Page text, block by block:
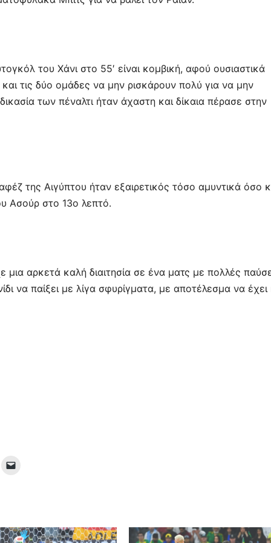
του Χάνι στο 55′ είναι κομβική, αφού ουσιαστικά
τις δύο ομάδες να μην ρισκάρουν πολύ για να μην
των πέναλτι ήταν άχαστη και δίκαια πέρασε στην
της Αιγύπτου ήταν εξαιρετικός τόσο αμυντικά όσο
Ασούρ στο 13ο λεπτό.
αρκετά καλή διαιτησία σε ένα ματς με πολλές
να παίξει με λίγα σφυρίγματα, με αποτέλεσμα να έχει